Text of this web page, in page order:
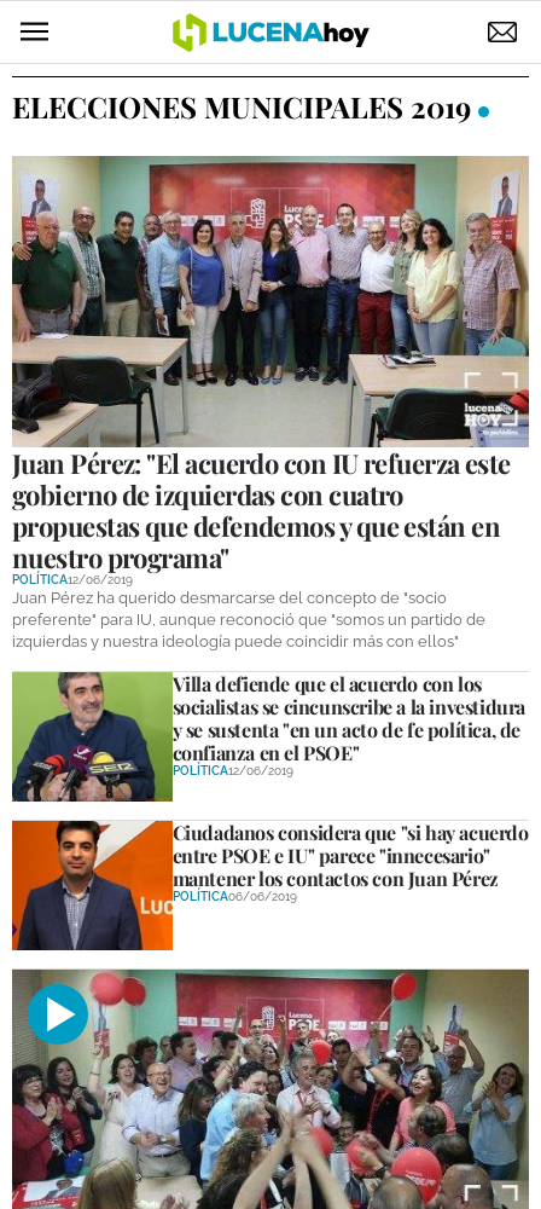
POLÍTICA
ELECCIONES
SUCESOS
ECONOMÍA
DESARROLLO LOCAL
LUCENA EMPRESAS
OCIO
COFRADÍAS
DEPORTES
COMPETICIONES
OPINIÓN
VENTANA CIUDADANA
PROVINCIA
SUBBÉTICA HOY
SALUD
OBRAS
NECROLÓGICAS
GALERÍAS
ELECCIONES MUNICIPALES 2019
Juan Pérez: "El acuerdo con IU refuerza este
gobierno de izquierdas con cuatro
propuestas que defendemos y que están en
nuestro programa"
POLÍTICA12/06/2019
Juan Pérez ha querido desmarcarse del concepto de "socio
preferente" para IU, aunque reconoció que "somos un partido de
izquierdas y nuestra ideología puede coincidir más con ellos"
Villa defiende que el acuerdo con los
socialistas se cincunscribe a la investidura
y se sustenta "en un acto de fe política, de
confianza en el PSOE"
POLÍTICA12/06/2019
Ciudadanos considera que "si hay acuerdo
entre PSOE e IU" parece "innecesario"
mantener los contactos con Juan Pérez
POLÍTICA06/06/2019